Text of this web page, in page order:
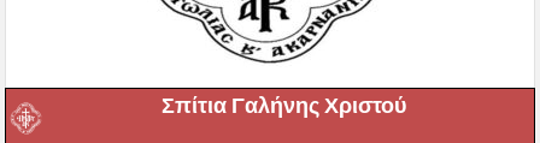
Σπίτια Γαλήνης Χριστού